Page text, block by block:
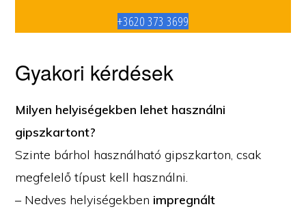
+3620 373 3699
Gyakori kérdések
Milyen helyiségekben lehet használni
gipszkartont?
Szinte bárhol használható gipszkarton, csak
megfelelő típust kell használni.
– Nedves helyiségekben impregnált